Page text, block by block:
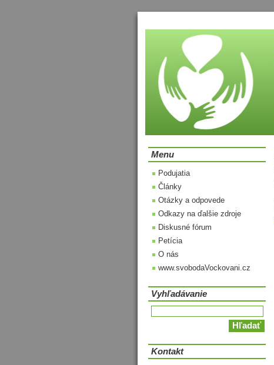
Menu
Podujatia
Články
Otázky a odpovede
Odkazy na ďalšie zdroje
Diskusné fórum
Petícia
O nás
www.svobodaVockovani.cz
Vyhľadávanie
Kontakt